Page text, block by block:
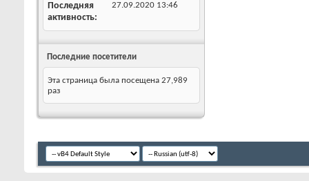
Последняя
активность
27.09.2020 13:46
Последние посетители
Эта страница была посещена 27,989
раз